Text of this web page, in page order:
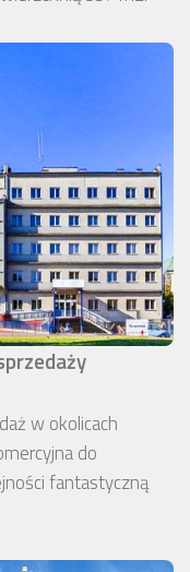
w okolicach
do
fantastyczną